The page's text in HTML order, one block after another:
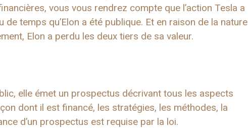
vous vous rendrez compte que l’action Tesla a
temps qu’Elon a été publique. Et en raison de la nature
Elon a perdu les deux tiers de sa valeur.
elle émet un prospectus décrivant tous les aspects
dont il est financé, les stratégies, les méthodes, la
d’un prospectus est requise par la loi.